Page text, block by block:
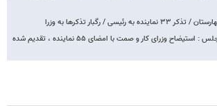
به رئیسی / رگبار تذکرها به وزرا
تذکر نماینده مجلس : استیضاح وزرای کار و صمت با امضای ۵۵ نماینده ، تقدیم شده